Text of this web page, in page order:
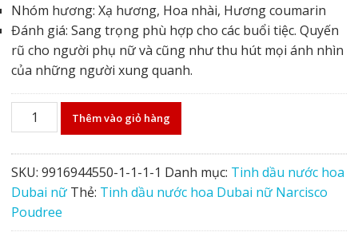
Nhóm hương: Xạ hương, Hoa nhài, Hương coumarin
Đánh giá: Sang trọng phù hợp cho các buổi tiệc. Quyến
rũ cho người phụ nữ và cũng như thu hút mọi ánh nhìn
của những người xung quanh.
Tinh
dầu
nước
hoa
Dubai
nữ
Narcisco
Thêm vào giỏ hàng
SKU: 9916944550-1-1-1-1 Danh mục: Tinh dầu nước hoa
Dubai nữ Thẻ: Tinh dầu nước hoa Dubai nữ Narcisco
Poudree